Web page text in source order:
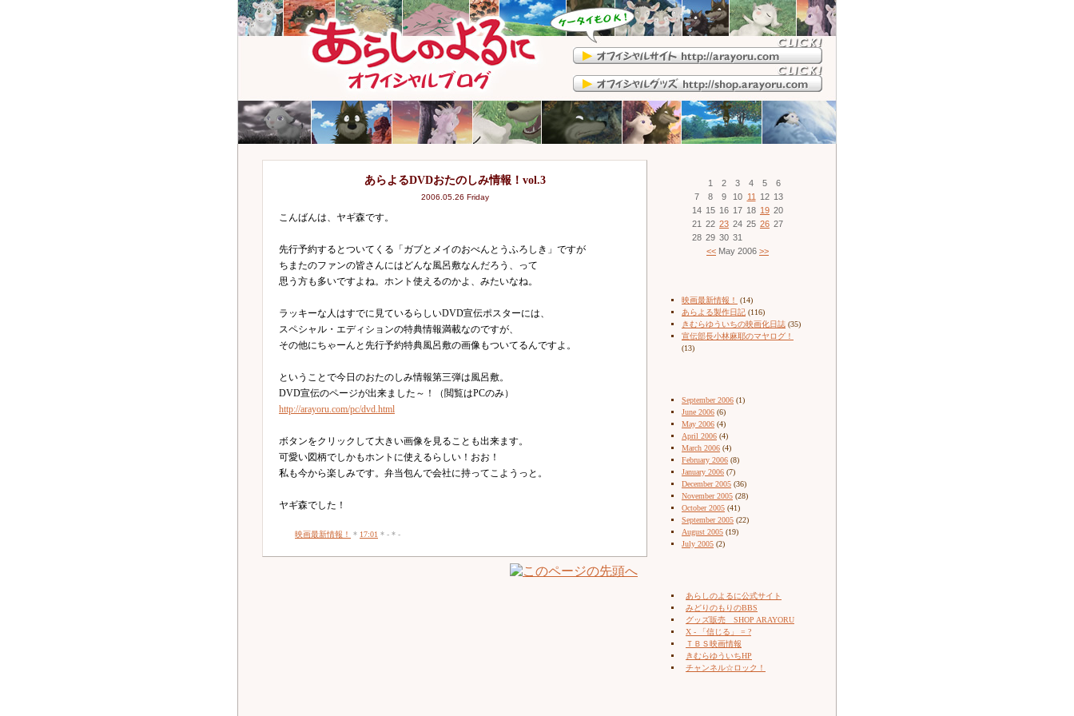
あらよるDVDおたのしみ情報！vol.3
2006.05.26 Friday
こんばんは、ヤギ森です。
先行予約するとついてくる「ガブとメイのおべんとうふろしき」ですが
ちまたのファンの皆さんにはどんな風呂敷なんだろう、って
思う方も多いですよね。ホント使えるのかよ、みたいなね。
ラッキーな人はすでに見ているらしいDVD宣伝ポスターには、
スペシャル・エディションの特典情報満載なのですが、
その他にちゃーんと先行予約特典風呂敷の画像もついてるんですよ。
ということで今日のおたのしみ情報第三弾は風呂敷。
DVD宣伝のページが出来ました～！（閲覧はPCのみ）
http://arayoru.com/pc/dvd.html
ボタンをクリックして大きい画像を見ることも出来ます。
可愛い図柄でしかもホントに使えるらしい！おお！
私も今から楽しみです。弁当包んで会社に持ってこようっと。
ヤギ森でした！
映画最新情報！ * 17:01 * - * -
1 2 3 4 5
6
7
8 9 10 11 12 13
14 15 16 17 18 19 20
21 22 23 24 25 26 27
28 29 30 31
<< May 2006 >>
映画最新情報！
(14)
あらよる製作日記 (116)
きむらゆういちの映画化日誌 (35)
宣伝部長小林麻耶のマヤログ！
(13)
September 2006 (1)
June 2006 (6)
May 2006 (4)
April 2006 (4)
March 2006 (4)
February 2006 (8)
January 2006 (7)
December 2005 (36)
November 2005 (28)
October 2005 (41)
September 2005 (22)
August 2005 (19)
July 2005 (2)
あらしのよるに公式サイト
みどりのもりのBBS
グッズ販売 SHOP ARAYORU
X - 「信じる」 = ?
ＴＢＳ映画情報
きむらゆういちHP
チャンネル☆ロック！